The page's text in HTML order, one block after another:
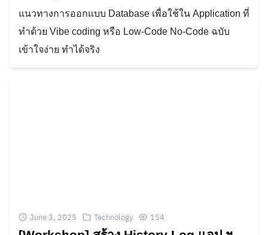
แนวทางการออกแบบ Database เพื่อใช้ใน Application ที่
ทำด้วย Vibe coding หรือ Low-Code No-Code ฉบับ
เข้าใจง่าย ทำได้จริง
June 3, 2025 Technology 154